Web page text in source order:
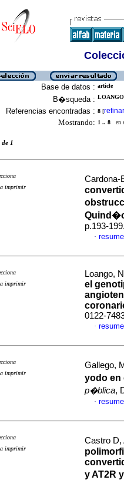
Base de datos : article
B�squeda :
Referencias encontradas : 8 [refinar
Mostrando: 1 .. 8 en
1
imprimir
Cardona-
p.193-
·
imprimir
Loango,
el
0122-
·
imprimir
Gallego,
yodo en
p�blica,
·
imprimir
Castro
y AT2R